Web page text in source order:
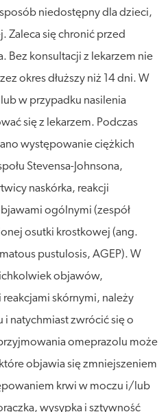
niedostępny dla dzieci,
Zaleca się chronić przed
Bez konsultacji z lekarzem nie
okres dłuższy niż 14 dni. W
w przypadku nasilenia
się z lekarzem. Podczas
występowanie ciężkich
Stevensa-Johnsona,
naskórka, reakcji
ogólnymi (zespół
osutki krostkowej (ang.
pustulosis, AGEP). W
objawów,
skórnymi, należy
i natychmiast zwrócić się o
omeprazolu może
objawia się zmniejszeniem
krwi w moczu i/lub
wysypka i sztywność